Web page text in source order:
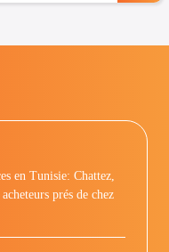
en Tunisie: Chattez,
prés de chez